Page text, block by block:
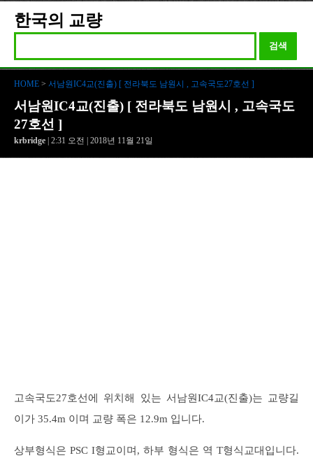
한국의 교량
검색
HOME > 서남원IC4교(진출) [ 전라북도 남원시 , 고속국도27호선 ]
서남원IC4교(진출) [ 전라북도 남원시 , 고속국도
27호선 ]
krbridge | 2:31 오전 | 2018년 11월 21일
고속국도27호선에 위치해 있는 서남원IC4교(진출)는 교량길
이가 35.4m 이며 교량 폭은 12.9m 입니다.
상부형식은 PSC I형교이며, 하부 형식은 역 T형식교대입니다.